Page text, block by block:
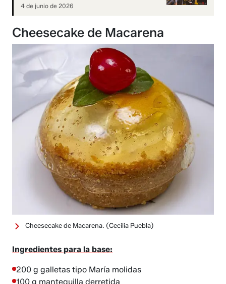
4 de junio de 2026
Cheesecake de Macarena
Cheesecake de Macarena. (Cecilia Puebla)
Ingredientes para la base:
200 g galletas tipo María molidas
100 g mantequilla derretida